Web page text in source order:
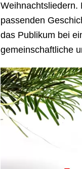
Weihnachtsliedern.
passenden
das Publikum bei
gemeinschaftliche